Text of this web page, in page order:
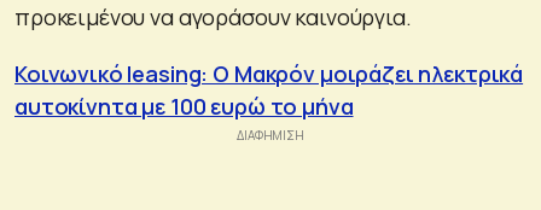
προκειμένου να αγοράσουν καινούργια.
Κοινωνικό leasing: Ο Μακρόν μοιράζει ηλεκτρικά
αυτοκίνητα με 100 ευρώ το μήνα